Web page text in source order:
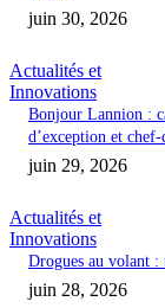
juin 30, 2026
Actualités et
Innovations
Bonjour Lannion :
d’exception et
juin 29, 2026
Actualités et
Innovations
Drogues au volant :
juin 28, 2026